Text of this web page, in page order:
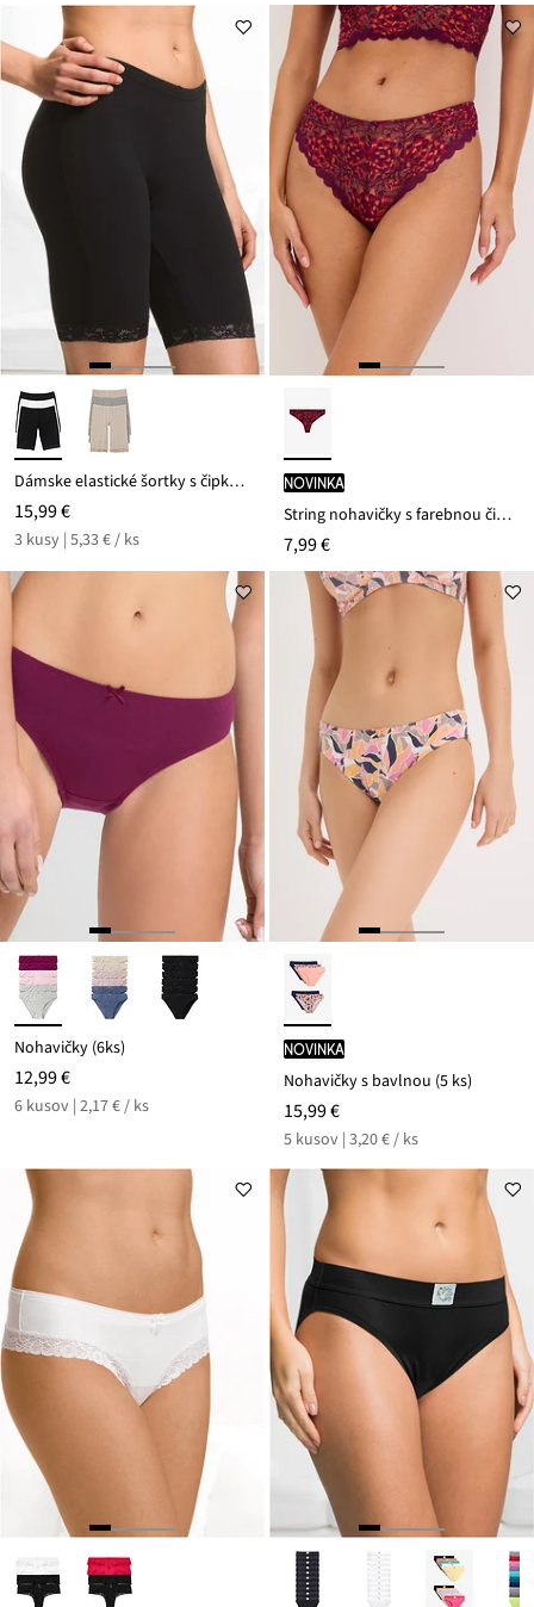
13,98 €
Dámske elastické šortky s čipkou (3 ks v balení)
15,99 €
3 kusy | 5,33 € / ks
novinka
String nohavičky s farebnou čipkou
7,99 €
Nohavičky (6ks)
12,99 €
6 kusov | 2,17 € / ks
novinka
Nohavičky s bavlnou (5 ks)
15,99 €
5 kusov | 3,20 € / ks